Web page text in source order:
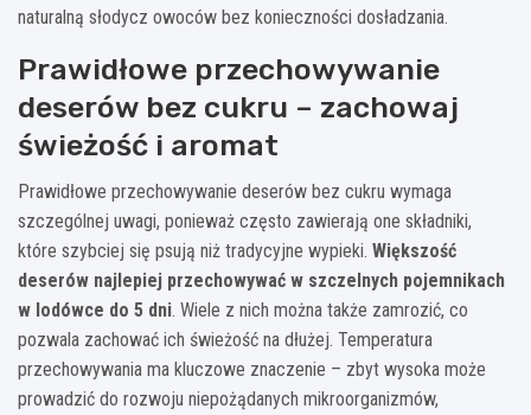
naturalną słodycz owoców bez konieczności dosładzania.
Prawidłowe przechowywanie
deserów bez cukru – zachowaj
świeżość i aromat
Prawidłowe przechowywanie deserów bez cukru wymaga
szczególnej uwagi, ponieważ często zawierają one składniki,
które szybciej się psują niż tradycyjne wypieki. Większość
deserów najlepiej przechowywać w szczelnych pojemnikach
w lodówce do 5 dni. Wiele z nich można także zamrozić, co
pozwala zachować ich świeżość na dłużej. Temperatura
przechowywania ma kluczowe znaczenie – zbyt wysoka może
prowadzić do rozwoju niepożądanych mikroorganizmów,